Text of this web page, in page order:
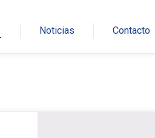
Noticias Contacto